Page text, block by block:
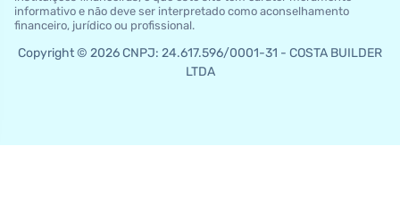
informativo e não deve ser interpretado como aconselhamento
financeiro, jurídico ou profissional.
Copyright © 2026 CNPJ: 24.617.596/0001-31 - COSTA BUILDER
LTDA